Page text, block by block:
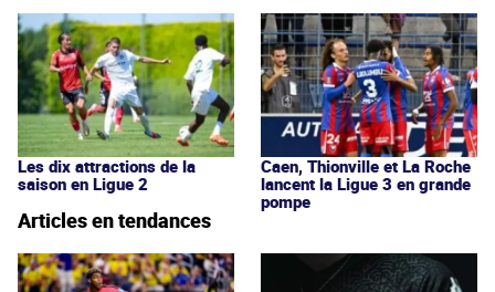
Les dix attractions de la
saison en Ligue 2
Caen, Thionville et La Roche
lancent la Ligue 3 en grande
pompe
Articles en tendances